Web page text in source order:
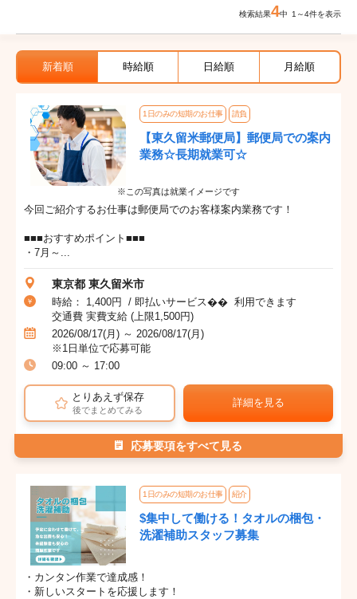
検索結果4中 1～4件を表示
新着順 時給順 日給順 月給順
1日のみの短期のお仕事 請負
【東久留米郵便局】郵便局での案内
業務☆長期就業可☆
※この写真は就業イメージです
今回ご紹介するお仕事は郵便局でのお客様案内業務です！
■■■おすすめポイント■■■
・7月～...
東京都 東久留米市
時給： 1,400円 / 即払いサービス�� 利用できます
交通費 実費支給 (上限1,500円)
2026/08/17(月) ～ 2026/08/17(月)
※1日単位で応募可能
09:00 ～ 17:00
とりあえず保存
後でまとめてみる
詳細を見る
応募要項をすべて見る
1日のみの短期のお仕事 紹介
$集中して働ける！タオルの梱包・
洗濯補助スタッフ募集
・カンタン作業で達成感！
・新しいスタートを応援します！